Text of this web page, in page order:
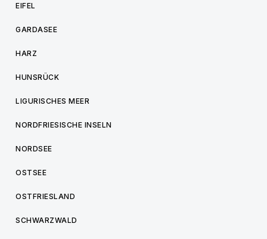
EIFEL
GARDASEE
HARZ
HUNSRÜCK
LIGURISCHES MEER
NORDFRIESISCHE INSELN
NORDSEE
OSTSEE
OSTFRIESLAND
SCHWARZWALD